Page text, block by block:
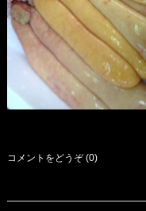
コメントをどうぞ (0)